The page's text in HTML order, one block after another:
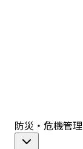
防災・危機管理